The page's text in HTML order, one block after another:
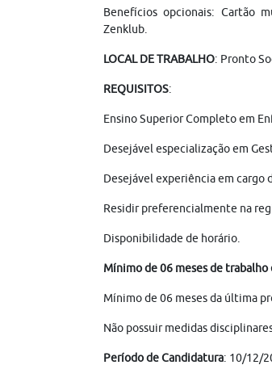
Benefícios opcionais: Cartão
Zenklub.
LOCAL DE TRABALHO: Pronto
REQUISITOS:
Ensino Superior Completo em
Desejável especialização em
Desejável experiência em cargo
Residir preferencialmente na
Disponibilidade de horário.
Mínimo de 06 meses de
Mínimo de 06 meses da última
Não possuir medidas
Período de Candidatura: 10/12/